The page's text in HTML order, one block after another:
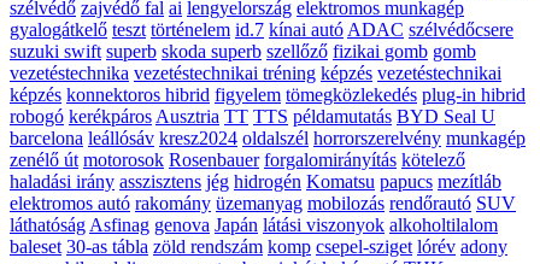
szélvédő zajvédő fal ai lengyelország elektromos munkagép
gyalogátkelő teszt történelem id.7 kínai autó ADAC szélvédőcsere
suzuki swift superb skoda superb szellőző fizikai gomb gomb
vezetéstechnika vezetéstechnikai tréning képzés vezetéstechnikai
képzés konnektoros hibrid figyelem tömegközlekedés plug-in hibrid
robogó kerékpáros Ausztria TT TTS példamutatás BYD Seal U
barcelona leállósáv kresz2024 oldalszél horrorszerelvény munkagép
zenélő út motorosok Rosenbauer forgalomirányítás kötelező
haladási irány asszisztens jég hidrogén Komatsu papucs mezítláb
elektromos autó rakomány üzemanyag mobilozás rendőrautó SUV
láthatóság Asfinag genova Japán látási viszonyok alkoholtilalom
baleset 30-as tábla zöld rendszám komp csepel-sziget lórév adony